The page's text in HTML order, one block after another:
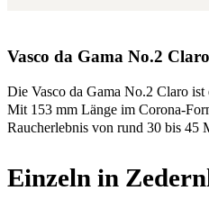
Vasco da Gama No.2
Die Vasco da Gama No.2 Claro
Mit 153 mm Länge im Corona-
Raucherlebnis von rund 30 bis 45
Einzeln in